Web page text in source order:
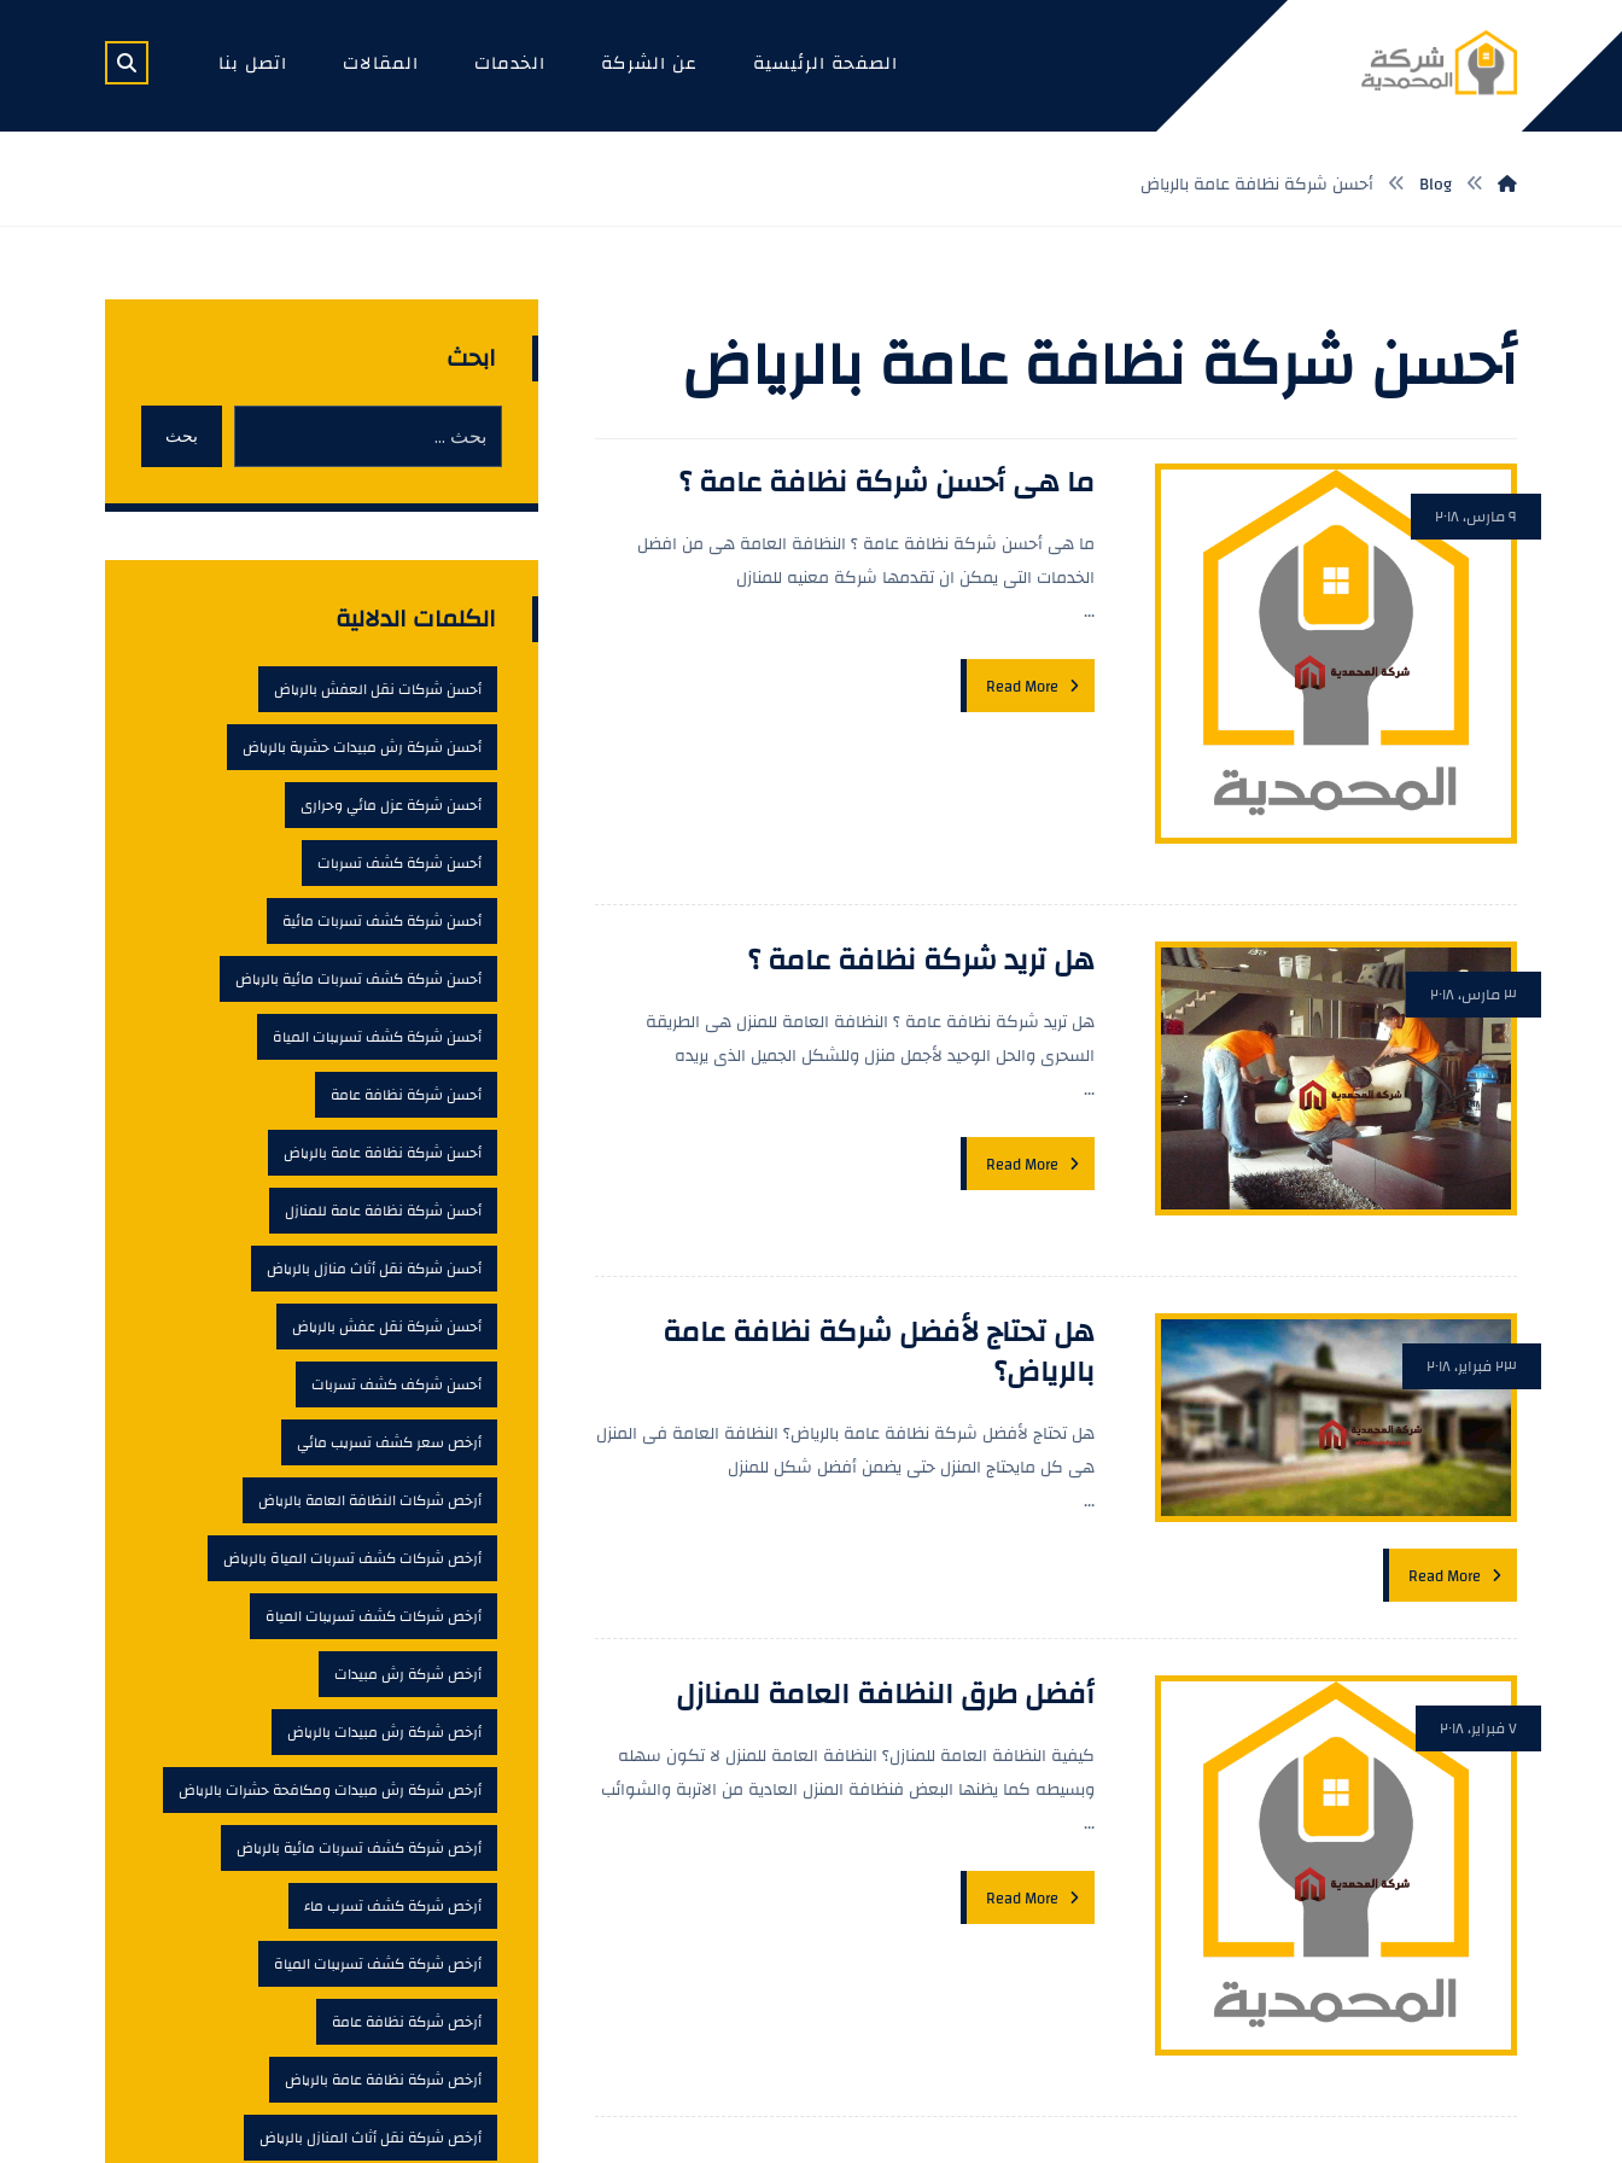
الصفحة الرئيسية عن الشركة الخدمات المقالات اتصل بنا
Blog أحسن شركة نظافة عامة بالرياض
أحسن شركة نظافة عامة بالرياض
ما هى أحسن شركة نظافة عامة ؟
٩ مارس، ٢٠١٨
ما هى أحسن شركة نظافة عامة ؟ النظافة العامة هى من افضل
الخدمات التى يمكن ان تقدمها شركة معنيه للمنازل
...
Read More
هل تريد شركة نظافة عامة ؟
٣ مارس، ٢٠١٨
هل تريد شركة نظافة عامة ؟ النظافة العامة للمنزل هى الطريقة
السحرى والحل الوحيد لأجمل منزل وللشكل الجميل الذى يريده
...
Read More
هل تحتاج لأفضل شركة نظافة عامة
بالرياض؟ ٢٣ فبراير، ٢٠١٨
هل تحتاج لأفضل شركة نظافة عامة بالرياض؟ النظافة العامة فى المنزل
هى كل مايحتاج المنزل حتى يضمن أفضل شكل للمنزل
...
Read More
أفضل طرق النظافة العامة للمنازل
٧ فبراير، ٢٠١٨
كيفية النظافة العامة للمنازل؟ النظافة العامة للمنزل لا تكون سهله
وبسيطه كما يظنها البعض فنظافة المنزل العادية من الاتربة والشوائب
...
Read More
ابحث
بحث
الكلمات الدلالية
أحسن شركات نقل العفش بالرياض
أحسن شركة رش مبيدات حشرية بالرياض
أحسن شركة عزل مائي وحرارى
أحسن شركة كشف تسربات
أحسن شركة كشف تسربات مائية
أحسن شركة كشف تسربات مائية بالرياض
أحسن شركة كشف تسريبات المياة
أحسن شركة نظافة عامة
أحسن شركة نظافة عامة بالرياض
أحسن شركة نظافة عامة للمنازل
أحسن شركة نقل أثاث منازل بالرياض
أحسن شركة نقل عفش بالرياض
أحسن شركف كشف تسربات
أرخص سعر كشف تسريب مائي
أرخص شركات النظافة العامة بالرياض
أرخص شركات كشف تسربات المياة بالرياض
أرخص شركات كشف تسريبات المياة
أرخص شركة رش مبيدات
أرخص شركة رش مبيدات بالرياض
أرخص شركة رش مبيدات ومكافحة حشرات بالرياض
أرخص شركة كشف تسربات مائية بالرياض
أرخص شركة كشف تسرب ماء
أرخص شركة كشف تسريبات المياة
أرخص شركة نظافة عامة
أرخص شركة نظافة عامة بالرياض
أرخص شركة نقل أثاث المنازل بالرياض